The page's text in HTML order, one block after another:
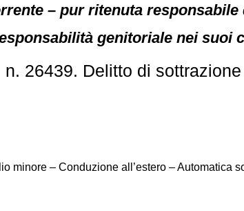
– pur ritenuta
genitoriale nei suoi
26439. Delitto di
minore – Conduzione all’estero – Automatica